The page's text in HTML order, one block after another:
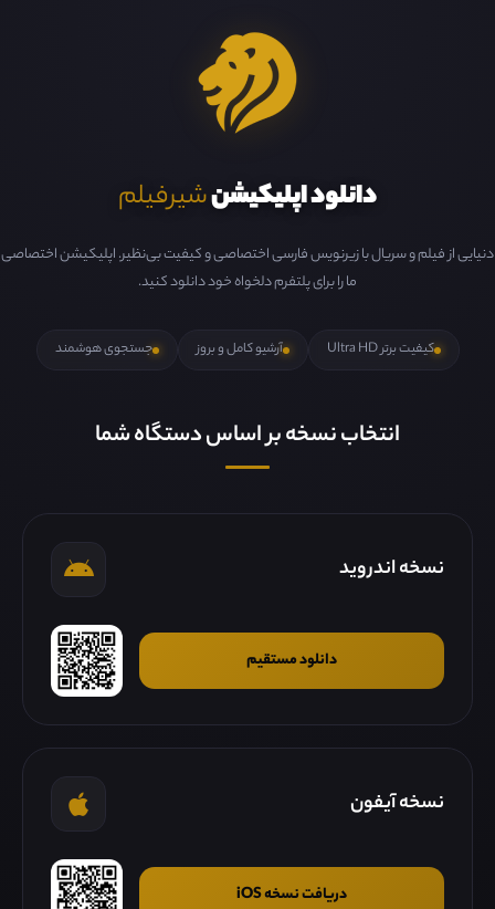
دانلود اپلیکیشنشیرفیلم
دنیایی از فیلم و سریال با زیرنویس فارسی اختصاصی و کیفیت بی‌نظیر. اپلیکیشن اختصاصی
ما را برای پلتفرم دلخواه خود دانلود کنید.
کیفیت برتر Ultra HD آرشیو کامل و بروز جستجوی هوشمند
انتخاب نسخه بر اساس دستگاه شما
نسخه اندروید
دانلود مستقیم
نسخه آیفون
دریافت نسخه iOS